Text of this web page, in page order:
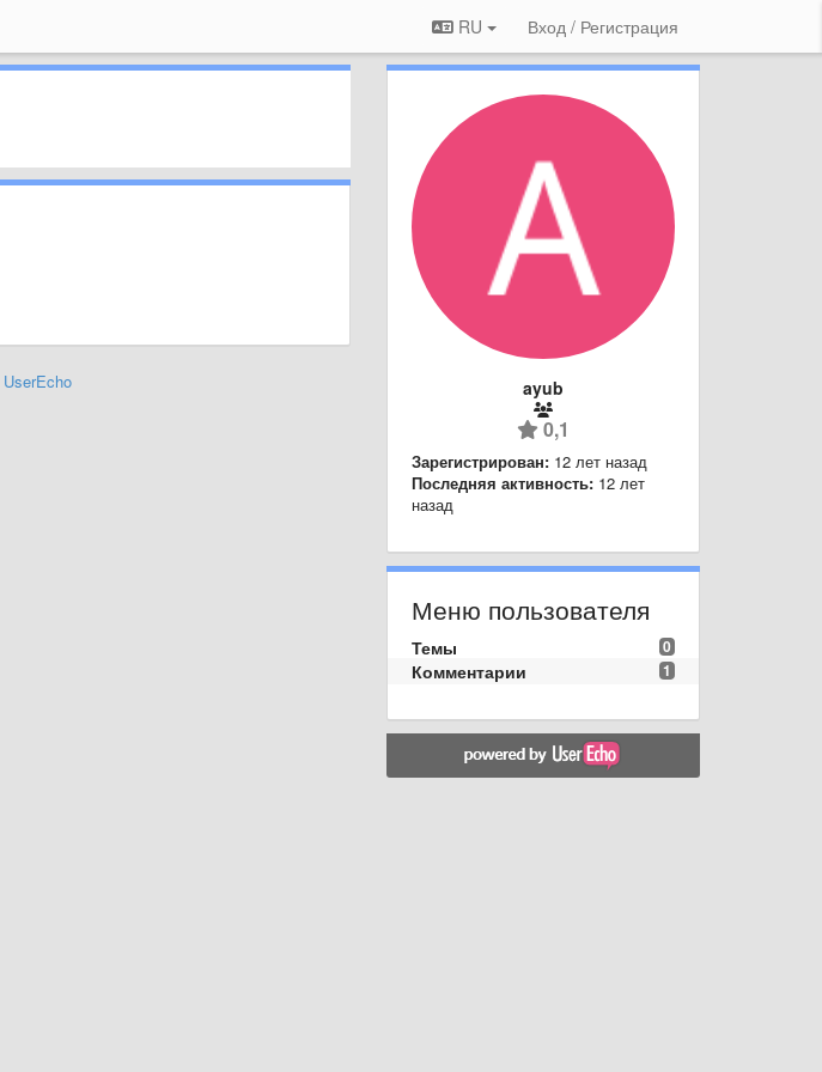
RU Вход / Регистрация
UserEcho ayub
0,1
Зарегистрирован: 12 лет назад
Последняя активность: 12 лет
назад
Меню пользователя
0
Темы
1
Комментарии